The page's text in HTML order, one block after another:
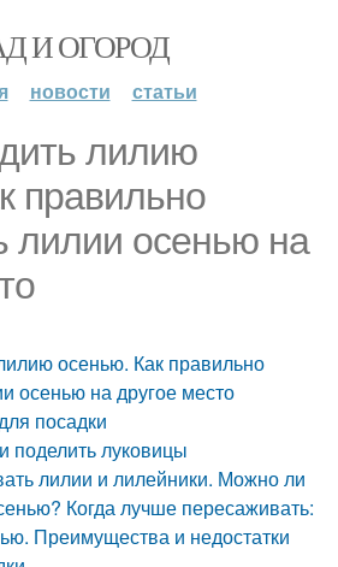
И ОГОРОД
новости статьи
лилию
правильно
лилии осенью на
осенью. Как правильно
осенью на другое место
посадки
поделить луковицы
лилии и лилейники. Можно ли
Когда лучше пересаживать:
Преимущества и недостатки